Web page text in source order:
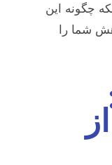
چگونه این
شما را